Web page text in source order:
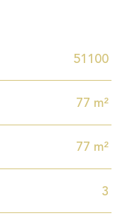
51100
77 m²
77 m²
3